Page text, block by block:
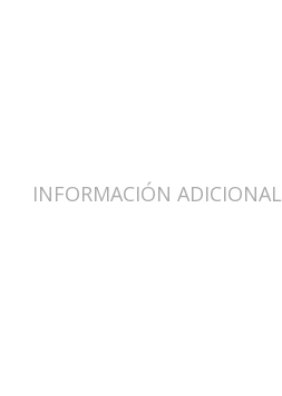
INFORMACIÓN ADICIONAL